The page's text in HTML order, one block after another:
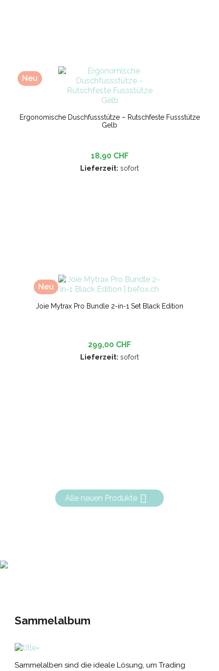
Ergonomische Duschfussstütze – Rutschfeste Fussstütze
Gelb
18,90 CHF
Lieferzeit: sofort
Neu
Joie Mytrax Pro Bundle 2-in-1 Set Black Edition
299,00 CHF
Lieferzeit: sofort
Neu
Alle neuen Produkte 
Sammelalbum
Sammelalben sind die ideale Lösung, um Trading